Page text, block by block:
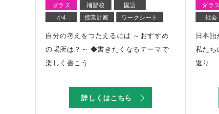
ダラス 補習校
国語
小4
授業計画 ワークシート
自分の考えをつたえるには ～おすすめ
の場所は？～ ◆書きたくなるテーマで
楽しく書こう
詳しくはこちら
ダラ
社会
日本
私たち
返り